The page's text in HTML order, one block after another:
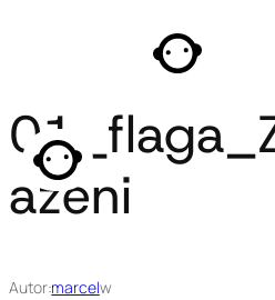
ażeni
Autor:marcelw